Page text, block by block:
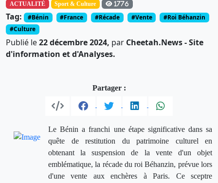
ACTUALITÉ Sport & Culture 1776
Tag: #Bénin #France #Récade #Vente
#Roi Béhanzin
#Culture
Publié le22 décembre 2024, par Cheetah.News - Site
d'information et d'Analyses.
Partager :
Le Bénin a franchi une étape significative dans sa
quête de restitution du patrimoine culturel en
obtenant la suspension de la vente d'un objet
emblématique, la récade du roi Béhanzin, prévue lors
d'une vente aux enchères à Paris. Ce sceptre